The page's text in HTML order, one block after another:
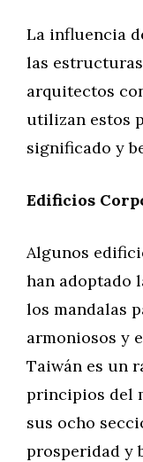
La influencia
las
arquitectos
utilizan estos
significado y
Edificios
Algunos
han adoptado
los mandalas
armoniosos y
Taiwán es un
principios del
sus ocho
prosperidad y